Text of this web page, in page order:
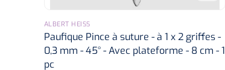
ALBERT HEISS
Paufique Pince à suture - à 1 x 2 griffes -
0,3 mm - 45° - Avec plateforme - 8 cm - 1
pc